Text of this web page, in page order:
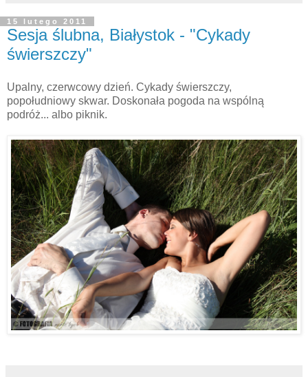
15 lutego 2011
Sesja ślubna, Białystok - "Cykady
świerszczy"
Upalny, czerwcowy dzień. Cykady świerszczy,
popołudniowy skwar. Doskonała pogoda na wspólną
podróż... albo piknik.